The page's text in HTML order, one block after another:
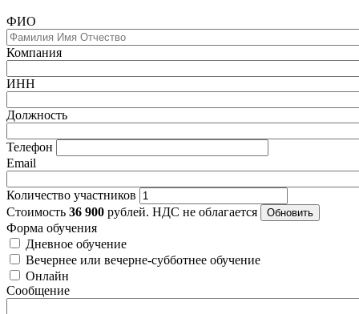
ФИО
Компания
ИНН
Должность
Телефон
Email
Количество участников
Стоимость 36 900 рублей. НДС не облагается
Форма обучения
Дневное обучение
Вечернее или вечерне-субботнее обучение
Онлайн
Сообщение